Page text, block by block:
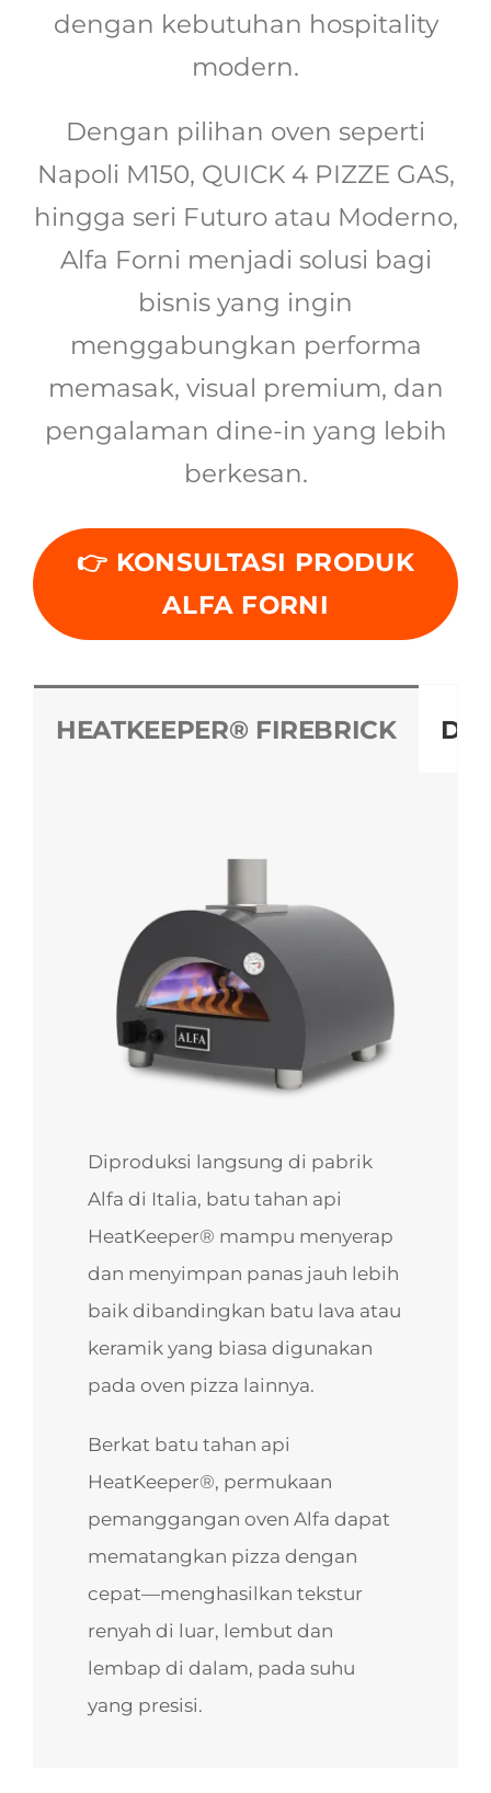
dengan kebutuhan hospitality
modern.
Dengan pilihan oven seperti
Napoli M150, QUICK 4 PIZZE GAS,
hingga seri Futuro atau Moderno,
Alfa Forni menjadi solusi bagi
bisnis yang ingin
menggabungkan performa
memasak, visual premium, dan
pengalaman dine-in yang lebih
berkesan.
👉 KONSULTASI PRODUK
ALFA FORNI
HEATKEEPER® FIREBRICK
Diproduksi langsung di pabrik
Alfa di Italia, batu tahan api
HeatKeeper® mampu menyerap
dan menyimpan panas jauh lebih
baik dibandingkan batu lava atau
keramik yang biasa digunakan
pada oven pizza lainnya.
Berkat batu tahan api
HeatKeeper®, permukaan
pemanggangan oven Alfa dapat
mematangkan pizza dengan
cepat—menghasilkan tekstur
renyah di luar, lembut dan
lembap di dalam, pada suhu
yang presisi.